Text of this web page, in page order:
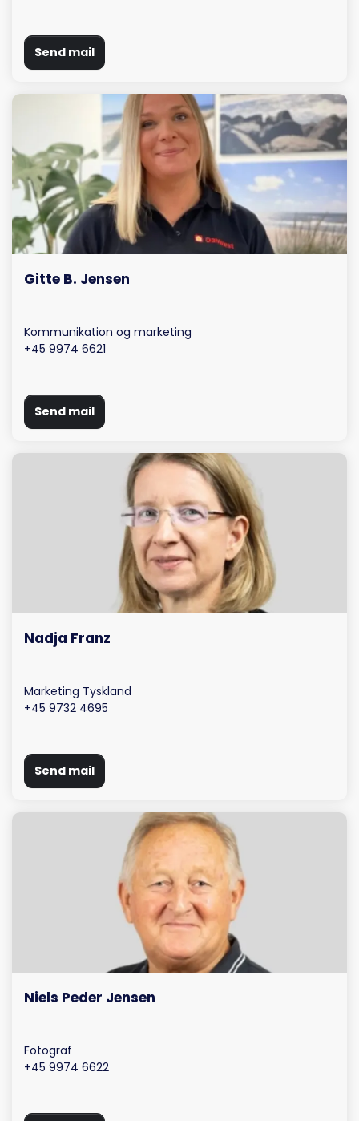
Send mail
Gitte B. Jensen
Kommunikation og marketing
+45 9974 6621
Send mail
Nadja Franz
Marketing Tyskland
+45 9732 4695
Send mail
Niels Peder Jensen
Fotograf
+45 9974 6622